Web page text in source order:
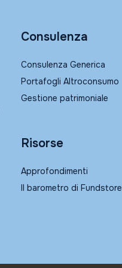
Consulenza
Consulenza Generica
Portafogli Altroconsumo
Gestione patrimoniale
Risorse
Approfondimenti
Il barometro di Fundstore